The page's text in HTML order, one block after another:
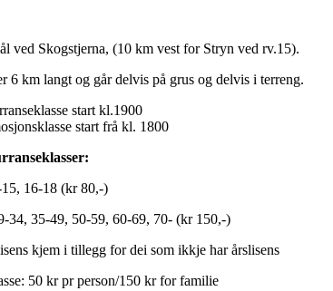
ved Skogstjerna, (10 km vest for Stryn ved rv.15).
6 km langt og går delvis på grus og delvis i terreng.
start kl.1900
start frå kl. 1800
16-18 (kr 80,-)
34, 35-49, 50-59, 60-69, 70- (kr 150,-)
kjem i tillegg for dei som ikkje har årslisens
50 kr pr person/150 kr for familie